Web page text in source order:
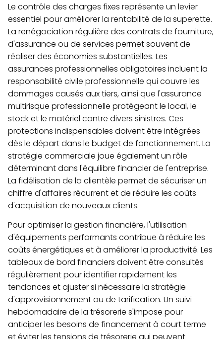
Le contrôle des charges fixes représente un levier
essentiel pour améliorer la rentabilité de la superette.
La renégociation régulière des contrats de fourniture,
d'assurance ou de services permet souvent de
réaliser des économies substantielles. Les
assurances professionnelles obligatoires incluent la
responsabilité civile professionnelle qui couvre les
dommages causés aux tiers, ainsi que l'assurance
multirisque professionnelle protégeant le local, le
stock et le matériel contre divers sinistres. Ces
protections indispensables doivent être intégrées
dès le départ dans le budget de fonctionnement. La
stratégie commerciale joue également un rôle
déterminant dans l'équilibre financier de l'entreprise.
La fidélisation de la clientèle permet de sécuriser un
chiffre d'affaires récurrent et de réduire les coûts
d'acquisition de nouveaux clients.
Pour optimiser la gestion financière, l'utilisation
d'équipements performants contribue à réduire les
coûts énergétiques et à améliorer la productivité. Les
tableaux de bord financiers doivent être consultés
régulièrement pour identifier rapidement les
tendances et ajuster si nécessaire la stratégie
d'approvisionnement ou de tarification. Un suivi
hebdomadaire de la trésorerie s'impose pour
anticiper les besoins de financement à court terme